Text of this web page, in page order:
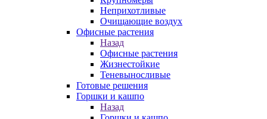
Неприхотливые
Очищающие воздух
Офисные растения
Назад
Офисные растения
Жизнестойкие
Теневыносливые
Готовые решения
Горшки и кашпо
Назад